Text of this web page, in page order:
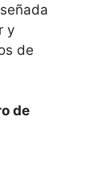
y
de
de